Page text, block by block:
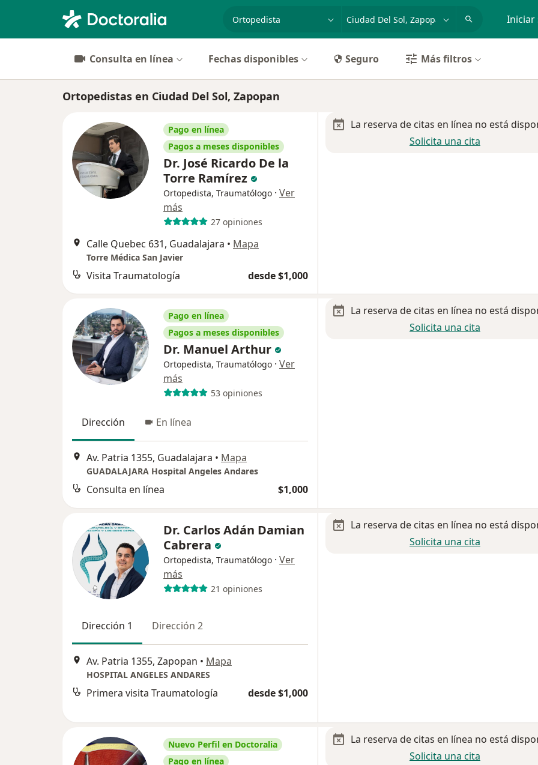
Iniciar
Consulta en línea Fechas disponibles Seguro Más filtros
Ortopedistas en Ciudad Del Sol, Zapopan
Pago en línea
Pagos a meses disponibles
Dr. José Ricardo De la
Torre Ramírez
Ortopedista, Traumatólogo · Ver
más
27 opiniones
Calle Quebec 631, Guadalajara • Mapa
Torre Médica San Javier
Visita Traumatología desde $1,000
La reserva de citas en línea no está
Solicita una cita
Pago en línea
Pagos a meses disponibles
Dr. Manuel Arthur
Ortopedista, Traumatólogo · Ver
más
53 opiniones
Dirección En línea
Av. Patria 1355, Guadalajara • Mapa
GUADALAJARA Hospital Angeles Andares
Consulta en línea $1,000
La reserva de citas en línea no está
Solicita una cita
Dr. Carlos Adán Damian
Cabrera
Ortopedista, Traumatólogo · Ver
más
21 opiniones
Dirección 1 Dirección 2
Av. Patria 1355, Zapopan • Mapa
HOSPITAL ANGELES ANDARES
Primera visita Traumatología desde $1,000
La reserva de citas en línea no está
Solicita una cita
Nuevo Perfil en Doctoralia
Pago en línea
La reserva de citas en línea no está
Solicita una cita